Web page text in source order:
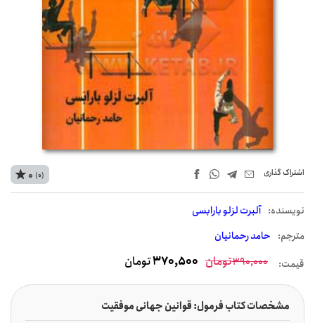
اشتراک‌ گذاری
نويسنده: آلبرت لزلو بارابسی
مترجم: حامد رحمانیان
0 (0)
قیمت: 390,000تومان 370,500تومان
مشخصات کتاب فرمول: قوانین جهانی موفقیت